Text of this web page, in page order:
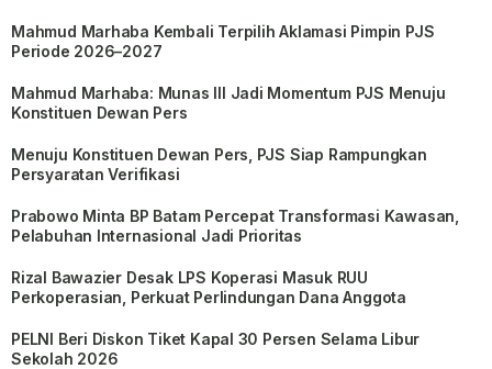
Mahmud Marhaba Kembali Terpilih Aklamasi Pimpin PJS
Periode 2026–2027
Mahmud Marhaba: Munas III Jadi Momentum PJS Menuju
Konstituen Dewan Pers
Menuju Konstituen Dewan Pers, PJS Siap Rampungkan
Persyaratan Verifikasi
Prabowo Minta BP Batam Percepat Transformasi Kawasan,
Pelabuhan Internasional Jadi Prioritas
Rizal Bawazier Desak LPS Koperasi Masuk RUU
Perkoperasian, Perkuat Perlindungan Dana Anggota
PELNI Beri Diskon Tiket Kapal 30 Persen Selama Libur
Sekolah 2026